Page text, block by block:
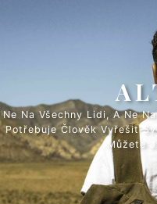
Ne Na Všechny Lidi, A Ne
Potřebuje Člověk Vyřešit
Můžete